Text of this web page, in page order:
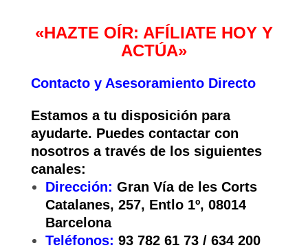
«HAZTE OÍR: AFÍLIATE HOY Y
ACTÚA»
Contacto y Asesoramiento Directo
Estamos a tu disposición para
ayudarte. Puedes contactar con
nosotros a través de los siguientes
canales:
Dirección: Gran Vía de les Corts
Catalanes, 257, Entlo 1º, 08014
Barcelona
Teléfonos: 93 782 61 73 / 634 200